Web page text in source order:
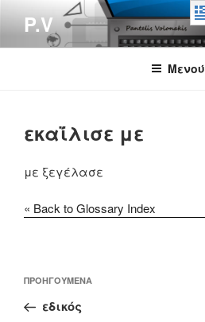
περιεχόμενο
P.V
Μενού
εκαΐλισε με
με ξεγέλασε
« Back to Glossary Index
άρθρων
Προηγούμενο
άρθρο
ΠΡΟΗΓΟΎΜΕΝΑ
εδικός